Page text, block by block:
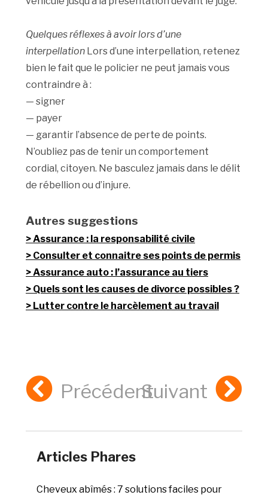
Quelques réflexes à avoir lors d’une
interpellation Lors d’une interpellation, retenez
bien le fait que le policier ne peut jamais vous
contraindre à :
— signer
— payer
— garantir l’absence de perte de points.
N’oubliez pas de tenir un comportement
cordial, citoyen. Ne basculez jamais dans le délit
de rébellion ou d’injure.
Autres suggestions
Assurance : la responsabilité civile
Consulter et connaitre ses points de permis
Assurance auto : l’assurance au tiers
Quels sont les causes de divorce possibles ?
Lutter contre le harcèlement au travail
PrécédentSuivant
Articles Phares
Cheveux abîmés : 7 solutions faciles pour